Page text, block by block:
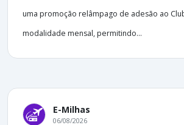
uma promoção relâmpago de adesão ao
modalidade mensal, permitindo...
E-Milhas
06/08/2026